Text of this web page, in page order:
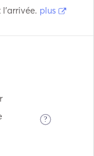
l'arrivée. plus
?